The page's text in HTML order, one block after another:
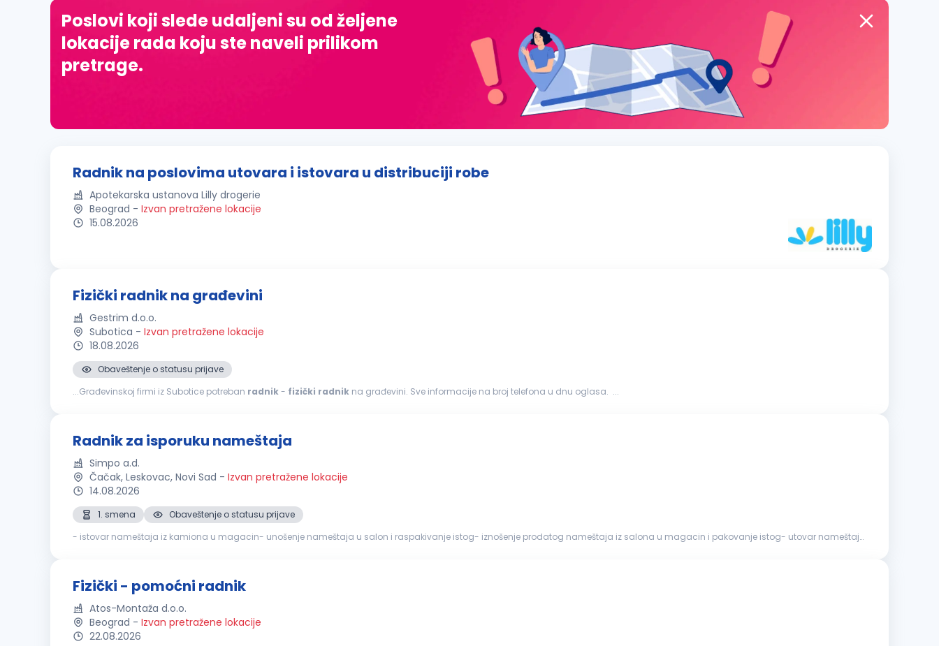
Poslovi koji slede udaljeni su od željene
lokacije rada koju ste naveli prilikom
pretrage.
Radnik na poslovima utovara i istovara u distribuciji robe
Apotekarska ustanova Lilly drogerie
Beograd - Izvan pretražene lokacije
15.08.2026
Fizički radnik na građevini
Gestrim d.o.o.
Subotica - Izvan pretražene lokacije
18.08.2026
Obaveštenje o statusu prijave
...Građevinskoj firmi iz Subotice potreban radnik- fizički radnik na građevini. Sve informacije na broj telefona u dnu oglasa. ...
Radnik za isporuku nameštaja
Simpo a.d.
Čačak, Leskovac, Novi Sad - Izvan pretražene lokacije
14.08.2026
1. smena
Obaveštenje o statusu prijave
- istovar nameštaja iz kamiona u magacin- unošenje nameštaja u salon i raspakivanje istog- iznošenje prodatog nameštaja iz salona u magacin i pakovanje istog- utovar nameštaja
Fizički - pomoćni radnik
Atos-Montaža d.o.o.
Beograd - Izvan pretražene lokacije
22.08.2026